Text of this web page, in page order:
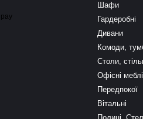
Шафи
Гардеробні
Дивани
Комоди,
Столи,
Офісні меблі
Передпокої
Вітальні